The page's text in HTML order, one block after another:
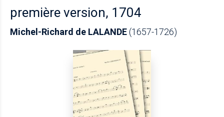
première version, 1704
Michel-Richard de LALANDE(1657-1726)